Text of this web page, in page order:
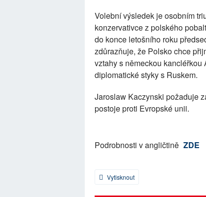
Volební výsledek je osobním
konzervativce z polského
do konce letošního roku
zdůrazňuje, že Polsko chce
vztahy s německou
diplomatické styky s Ruskem.
Jaroslaw Kaczynski požaduje
postoje proti Evropské unii.
Podrobnosti v angličtině ZDE
Vytisknout